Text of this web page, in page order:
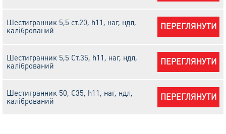
Шестигранник 5,5 ст.20, h11, наг, ндл,
калібрований
ПЕРЕГЛЯНУТИ
Шестигранник 5,5 Ст.35, h11, наг, ндл,
калібрований
ПЕРЕГЛЯНУТИ
Шестигранник 50, С35, h11, наг, ндл,
калібрований
ПЕРЕГЛЯНУТИ